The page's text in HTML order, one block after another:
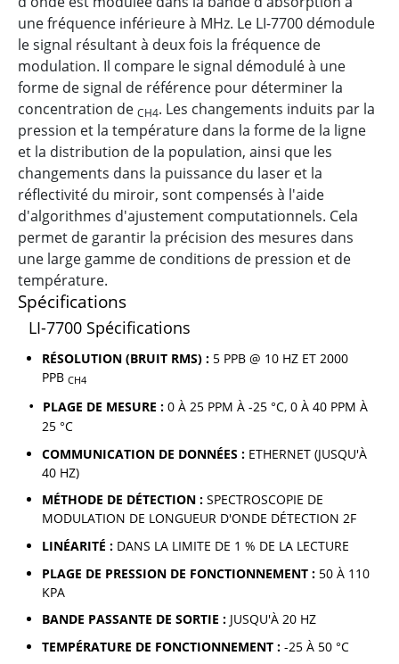
une fréquence inférieure à MHz. Le LI-7700 démodule
le signal résultant à deux fois la fréquence de
modulation. Il compare le signal démodulé à une
forme de signal de référence pour déterminer la
concentration de CH4. Les changements induits par la
pression et la température dans la forme de la ligne
et la distribution de la population, ainsi que les
changements dans la puissance du laser et la
réflectivité du miroir, sont compensés à l'aide
d'algorithmes d'ajustement computationnels. Cela
permet de garantir la précision des mesures dans
une large gamme de conditions de pression et de
température.
Spécifications
LI-7700 Spécifications
RÉSOLUTION (BRUIT RMS) : 5 PPB @ 10 HZ ET 2000
PPB CH4
PLAGE DE MESURE : 0 À 25 PPM À -25 °C, 0 À 40 PPM À
25 °C
COMMUNICATION DE DONNÉES : ETHERNET (JUSQU'À
40 HZ)
MÉTHODE DE DÉTECTION : SPECTROSCOPIE DE
MODULATION DE LONGUEUR D'ONDE DÉTECTION 2F
LINÉARITÉ : DANS LA LIMITE DE 1 % DE LA LECTURE
PLAGE DE PRESSION DE FONCTIONNEMENT : 50 À 110
KPA
BANDE PASSANTE DE SORTIE : JUSQU'À 20 HZ
TEMPÉRATURE DE FONCTIONNEMENT : -25 À 50 °C